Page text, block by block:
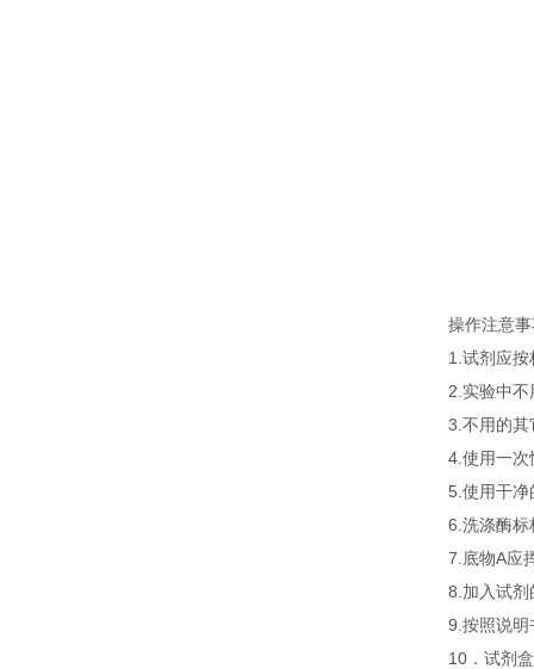
操作注意
1.试剂应
2.实验中
3.不用的其
4.使用一次
5.使用干净
6.洗涤酶标
7.底物A应
8.加入试剂
9.按照说明
10．试剂